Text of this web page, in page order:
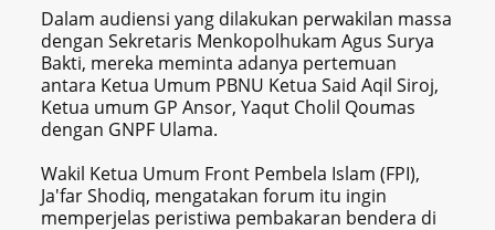
Dalam audiensi yang dilakukan perwakilan massa
dengan Sekretaris Menkopolhukam Agus Surya
Bakti, mereka meminta adanya pertemuan
antara Ketua Umum PBNU Ketua Said Aqil Siroj,
Ketua umum GP Ansor, Yaqut Cholil Qoumas
dengan GNPF Ulama.
Wakil Ketua Umum Front Pembela Islam (FPI),
Ja'far Shodiq, mengatakan forum itu ingin
memperjelas peristiwa pembakaran bendera di